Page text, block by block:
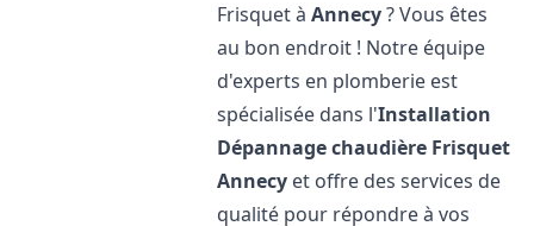
Frisquet àAnnecy? Vous êtes
au bon endroit ! Notre équipe
d'experts en plomberie est
spécialisée dans l'Installation
Dépannage chaudière Frisquet
Annecy et offre des services de
qualité pour répondre à vos